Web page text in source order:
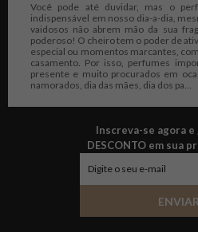
Você pode até duvidar, mas o
indispensável em nosso dia-a-dia,
vaidosos não abrem mão da sua
poderoso! O cheiro tem o poder de
especial ou momentos marcantes,
casamento. Por isso, perfumes
presente e muito procurados em
namorados, dia das mães, dia dos pa...
Inscreva-se agora e
DESCONTO em sua
ENVIAR